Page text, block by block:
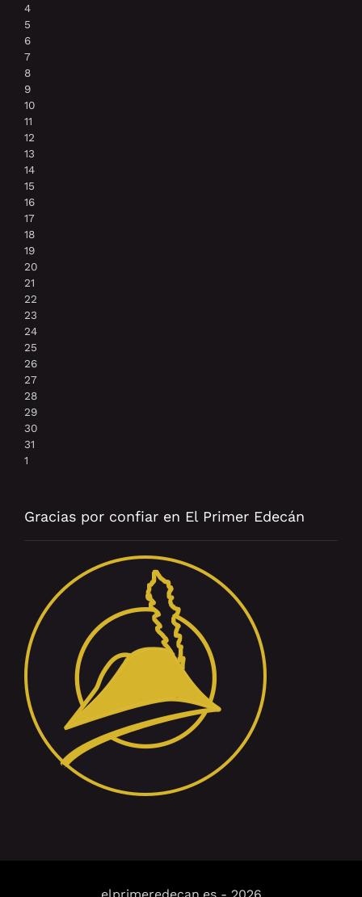
4
5
6
7
8
9
10
11
12
13
14
15
16
17
18
19
20
21
22
23
24
25
26
27
28
29
30
31
1
Gracias por confiar en El Primer Edecán
elprimeredecan.es- 2026